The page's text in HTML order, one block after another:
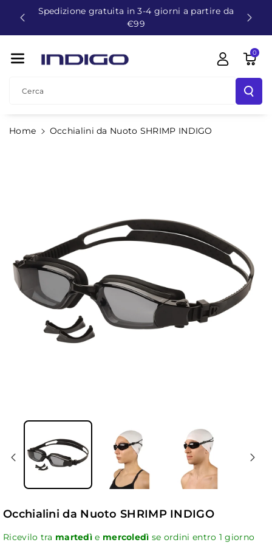
DirettamenteSpedizione gratuita in 3-4 giorni a partire da
€99
Cerca
0
Home Occhialini da Nuoto SHRIMP INDIGO
Passa Alle
Occhialini da Nuoto SHRIMP INDIGO
Ricevilo tra martedì e mercoledì se ordini entro 1 giorno